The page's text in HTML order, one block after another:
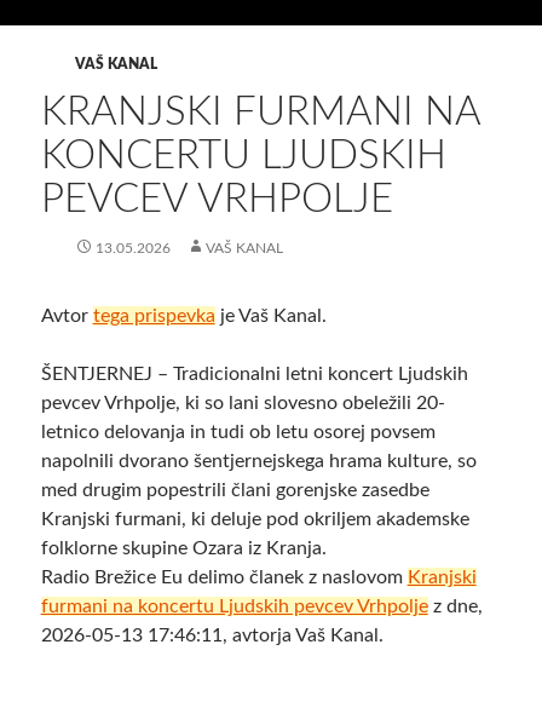
VAŠ KANAL
KRANJSKI FURMANI NA
KONCERTU LJUDSKIH
PEVCEV VRHPOLJE
13.05.2026 VAŠ KANAL
Avtor tega prispevka je Vaš Kanal.
ŠENTJERNEJ – Tradicionalni letni koncert Ljudskih
pevcev Vrhpolje, ki so lani slovesno obeležili 20-
letnico delovanja in tudi ob letu osorej povsem
napolnili dvorano šentjernejskega hrama kulture, so
med drugim popestrili člani gorenjske zasedbe
Kranjski furmani, ki deluje pod okriljem akademske
folklorne skupine Ozara iz Kranja.
Radio Brežice Eu delimo članek z naslovom Kranjski
furmani na koncertu Ljudskih pevcev Vrhpoljez dne,
2026-05-13 17:46:11, avtorja Vaš Kanal.